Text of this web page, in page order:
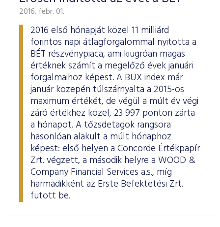
2016. febr. 01.
2016 első hónapját közel 11 milliárd
forintos napi átlagforgalommal nyitotta a
BÉT részvénypiaca, ami kiugróan magas
értéknek számít a megelőző évek januári
forgalmaihoz képest. A BUX index már
január közepén túlszárnyalta a 2015-ös
maximum értékét, de végül a múlt év végi
záró értékhez közel, 23 997 ponton zárta
a hónapot. A tőzsdetagok rangsora
hasonlóan alakult a múlt hónaphoz
képest: első helyen a Concorde Értékpapír
Zrt. végzett, a második helyre a WOOD &
Company Financial Services a.s., míg
harmadikként az Erste Befektetési Zrt.
futott be.